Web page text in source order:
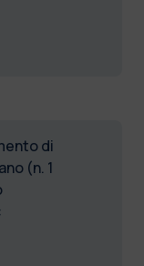
di
(n. 1